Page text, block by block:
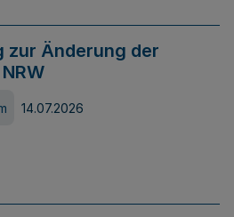
zur Änderung der
14.07.2026